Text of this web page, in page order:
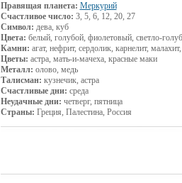
Правящая планета: Меркурий
Счастливое число: 3, 5, 6, 12, 20, 27
Символ: дева, куб
Цвета: белый, голубой, фиолетовый, светло-
Камни: агат, нефрит, сердолик, карнелит,
Цветы: астра, мать-и-мачеха, красные маки
Металл: олово, медь
Талисман: кузнечик, астра
Счастливые дни: среда
Неудачные дни: четверг, пятница
Страны: Греция, Палестина, Россия